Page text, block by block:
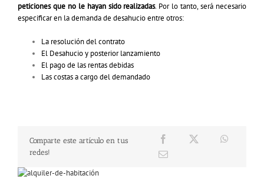
peticiones que no le hayan sido realizadas. Por lo tanto, será necesario
especificar en la demanda de desahucio entre otros:
La resolución del contrato
El Desahucio y posterior lanzamiento
El pago de las rentas debidas
Las costas a cargo del demandado
Comparte este artículo en tus
redes!